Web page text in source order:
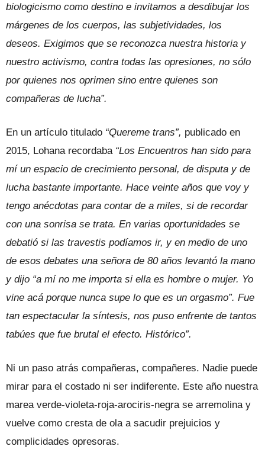
biologicismo como destino e invitamos a desdibujar los
márgenes de los cuerpos, las subjetividades, los
deseos. Exigimos que se reconozca nuestra historia y
nuestro activismo, contra todas las opresiones, no sólo
por quienes nos oprimen sino entre quienes son
compañeras de lucha”.
En un artículo titulado “Quereme trans”, publicado en
2015, Lohana recordaba “Los Encuentros han sido para
mí un espacio de crecimiento personal, de disputa y de
lucha bastante importante. Hace veinte años que voy y
tengo anécdotas para contar de a miles, si de recordar
con una sonrisa se trata. En varias oportunidades se
debatió si las travestis podíamos ir, y en medio de uno
de esos debates una señora de 80 años levantó la mano
y dijo “a mí no me importa si ella es hombre o mujer. Yo
vine acá porque nunca supe lo que es un orgasmo”. Fue
tan espectacular la síntesis, nos puso enfrente de tantos
tabúes que fue brutal el efecto. Histórico”.
Ni un paso atrás compañeras, compañeres. Nadie puede
mirar para el costado ni ser indiferente. Este año nuestra
marea verde-violeta-roja-arociris-negra se arremolina y
vuelve como cresta de ola a sacudir prejuicios y
complicidades opresoras.